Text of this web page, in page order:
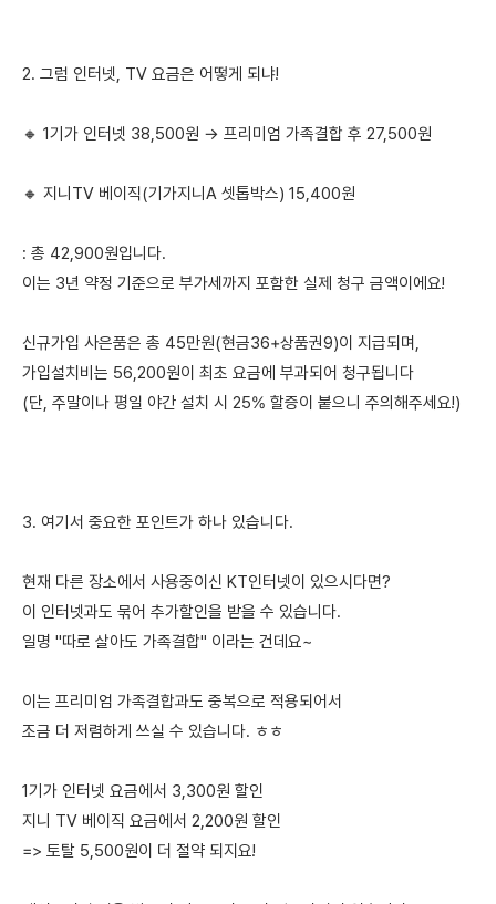
2. 그럼 인터넷, TV 요금은 어떻게 되냐!
🔸 1기가 인터넷 38,500원 → 프리미엄 가족결합 후 27,500원
🔸 지니TV 베이직(기가지니A 셋톱박스) 15,400원
: 총 42,900원입니다.
이는 3년 약정 기준으로 부가세까지 포함한 실제 청구 금액이에요!
신규가입 사은품은 총 45만원(현금36+상품권9)이 지급되며,
가입설치비는 56,200원이 최초 요금에 부과되어 청구됩니다
(단, 주말이나 평일 야간 설치 시 25% 할증이 붙으니 주의해주세요!)
3. 여기서 중요한 포인트가 하나 있습니다.
현재 다른 장소에서 사용중이신 KT인터넷이 있으시다면?
이 인터넷과도 묶어 추가할인을 받을 수 있습니다.
일명 "따로 살아도 가족결합" 이라는 건데요~
이는 프리미엄 가족결합과도 중복으로 적용되어서
조금 더 저렴하게 쓰실 수 있습니다. ㅎㅎ
1기가 인터넷 요금에서 3,300원 할인
지니 TV 베이직 요금에서 2,200원 할인
=> 토탈 5,500원이 더 절약 되지요!